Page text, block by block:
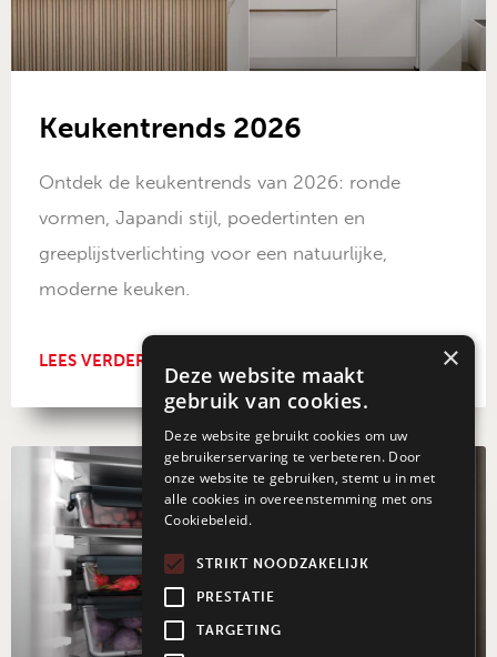
Keukentrends 2026
Ontdek de keukentrends van 2026: ronde
vormen, Japandi stijl, poedertinten en
greeplijstverlichting voor een natuurlijke,
moderne keuken.
LEES VERDER → ×
Deze website maakt
gebruik van cookies.
Deze website gebruikt cookies om uw
gebruikerservaring te verbeteren. Door
onze website te gebruiken, stemt u in met
alle cookies in overeenstemming met ons
Cookiebeleid.
STRIKT NOODZAKELIJK
PRESTATIE
TARGETING